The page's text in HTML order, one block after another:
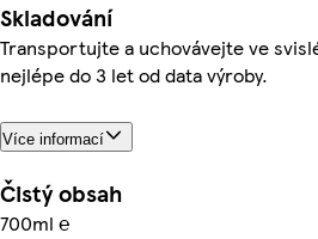
Skladování
Transportujte a uchovávejte ve
nejlépe do 3 let od data výroby.
Více informací
Čistý obsah
700ml ℮